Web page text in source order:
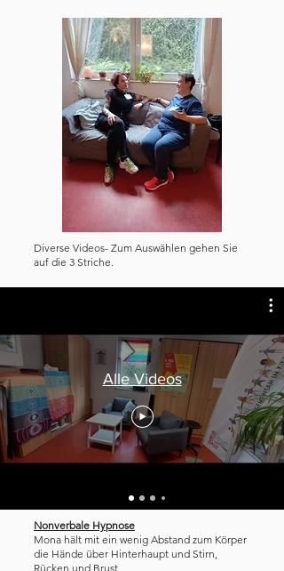
Diverse Videos- Zum Auswählen gehen Sie
auf die 3 Striche.
Alle Videos
Nonverbale Hypnose
Mona hält mit ein wenig Abstand zum Körper
die Hände über Hinterhaupt und Stirn,
Rücken und Brust.